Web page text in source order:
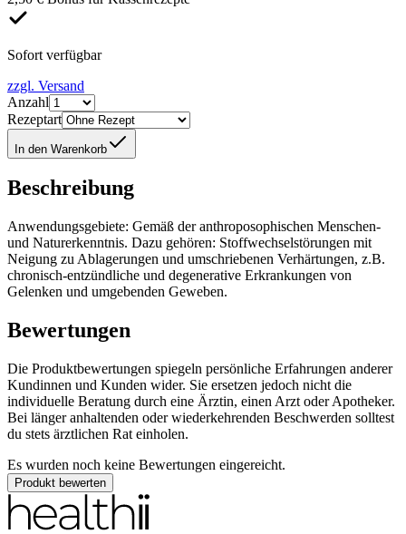
Sofort verfügbar
zzgl. Versand
Anzahl
Rezeptart
In den Warenkorb
Beschreibung
Anwendungsgebiete: Gemäß der anthroposophischen Menschen-
und Naturerkenntnis. Dazu gehören: Stoffwechselstörungen mit
Neigung zu Ablagerungen und umschriebenen Verhärtungen, z.B.
chronisch-entzündliche und degenerative Erkrankungen von
Gelenken und umgebenden Geweben.
Bewertungen
Die Produktbewertungen spiegeln persönliche Erfahrungen anderer
Kundinnen und Kunden wider. Sie ersetzen jedoch nicht die
individuelle Beratung durch eine Ärztin, einen Arzt oder Apotheker.
Bei länger anhaltenden oder wiederkehrenden Beschwerden solltest
du stets ärztlichen Rat einholen.
Es wurden noch keine Bewertungen eingereicht.
Produkt bewerten